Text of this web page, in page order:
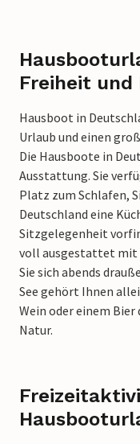
Freiheit
Hausboot in
Urlaub und einen
Die Hausboote in
Ausstattung. Sie
Platz zum Schlafen,
Deutschland eine
Sitzgelegenheit
voll ausgestattet mit
Sie sich abends
See gehört Ihnen
Wein oder einem Bier
Natur.